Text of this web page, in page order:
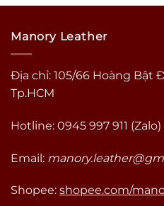
Manory Leather
Địa chỉ: 105/66 Hoàng Bật
Tp.HCM
Hotline: 0945 997 911 (Zalo)
Email:
Shopee: shopee.com/